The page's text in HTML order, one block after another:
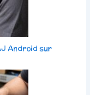
Android sur